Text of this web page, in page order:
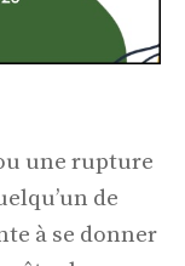
une rupture
de
à se donner